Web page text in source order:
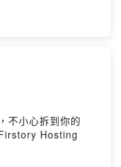
不小心拆到你的
Hosting